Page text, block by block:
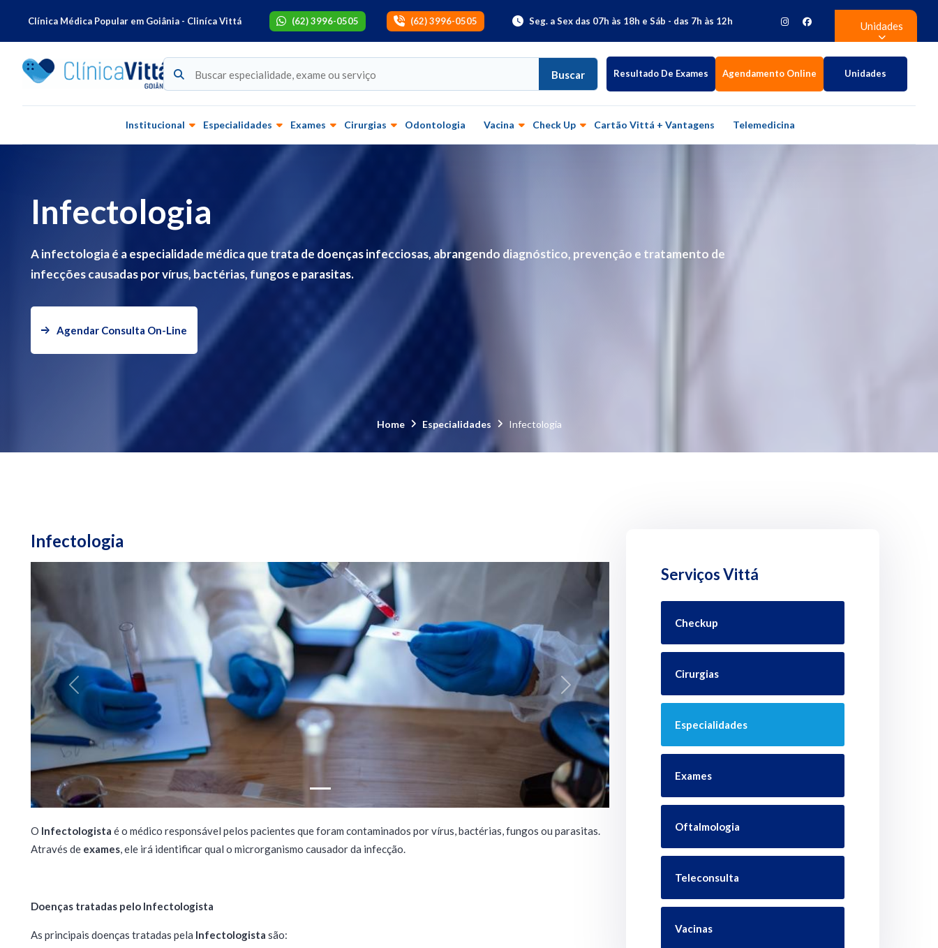
Clínica Médica Popular em Goiânia - Cliníca Vittá (62) 3996-0505 (62) 3996-0505 Seg. a Sex das 07h às 18h e Sáb - das 7h às 12h Unidades
Buscar Resultado De Exames Agendamento Online Unidades
Institucional Especialidades Exames Cirurgias Odontologia Vacina Check Up Cartão Vittá + Vantagens Telemedicina
Infectologia
A infectologia é a especialidade médica que trata de doenças infecciosas, abrangendo diagnóstico, prevenção e tratamento de
infecções causadas por vírus, bactérias, fungos e parasitas.
Agendar Consulta On-Line
Home Especialidades Infectologia
Infectologia
Previous Next
O Infectologista é o médico responsável pelos pacientes que foram contaminados por vírus, bactérias, fungos ou parasitas.
Através de exames, ele irá identificar qual o microrganismo causador da infecção.
Doenças tratadas pelo Infectologista
As principais doenças tratadas pela Infectologista são:
Serviços Vittá
Checkup
Cirurgias
Especialidades
Exames
Oftalmologia
Teleconsulta
Vacinas